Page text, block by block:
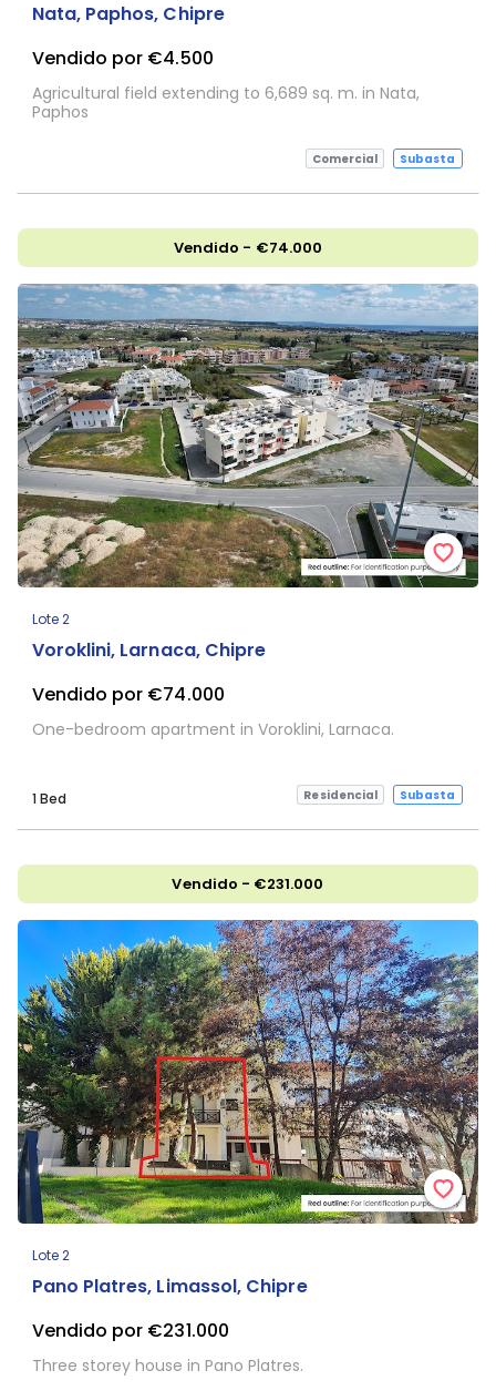
Nata, Paphos, Chipre
Vendido por €4.500
Agricultural field extending to 6,689 sq. m. in Nata,
Paphos
Comercial Subasta
Vendido - €74.000
Lote 2
Voroklini, Larnaca, Chipre
Vendido por €74.000
One-bedroom apartment in Voroklini, Larnaca.
1 Bed Residencial Subasta
Vendido - €231.000
Lote 2
Pano Platres, Limassol, Chipre
Vendido por €231.000
Three storey house in Pano Platres.